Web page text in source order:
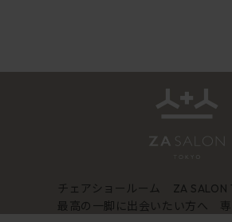
チェアショールーム ZA SALON
最高の一脚に出会いたい方へ 専